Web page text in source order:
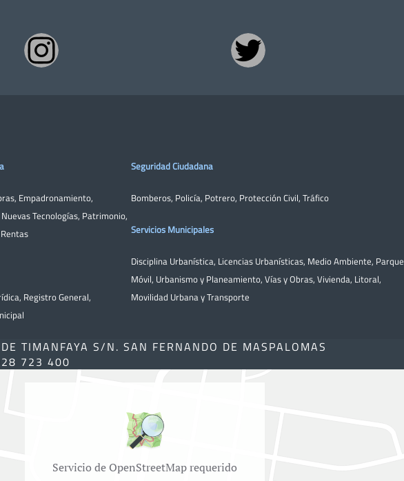
, Empadronamiento,
Nuevas Tecnologías, Patrimonio,
Rentas
, Registro General,
Seguridad Ciudadana
Bomberos, Policía, Potrero, Protección Civil, Tráfico
Servicios Municipales
Disciplina Urbanística, Licencias Urbanísticas, Medio Ambiente, Parque
Móvil, Urbanismo y Planeamiento, Vías y Obras, Vivienda, Litoral,
Movilidad Urbana y Transporte
TIMANFAYA S/N. SAN FERNANDO DE MASPALOMAS
723 400
Servicio de OpenStreetMap requerido